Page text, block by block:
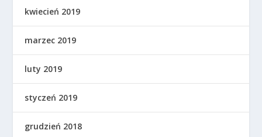
kwiecień 2019
marzec 2019
luty 2019
styczeń 2019
grudzień 2018